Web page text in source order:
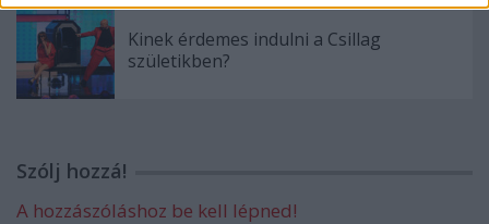
Kinek érdemes indulni a Csillag
születikben?
Szólj hozzá!
A hozzászóláshoz be kell lépned!